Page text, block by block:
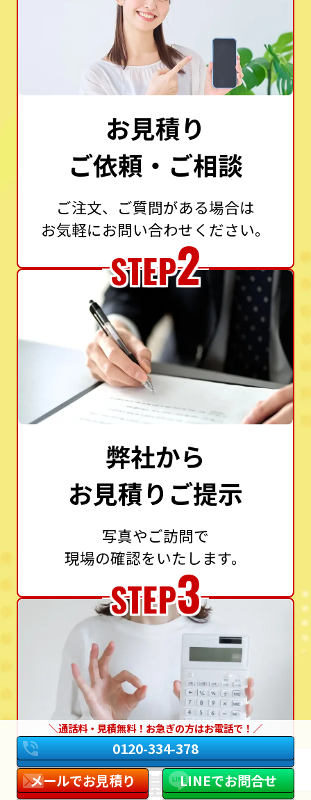
お見積り
ご依頼・ご相談
ご注文、ご質問がある場合は
お気軽にお問い合わせください。
STEP2
弊社から
お見積りご提示
写真やご訪問で
現場の確認をいたします。
STEP3
設置基準に
通話料・見積無料！お急ぎの方はお電話で！
0120-334-378
メールでお見積り
LINEでお問合せ